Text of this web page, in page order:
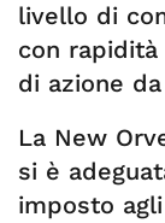
livello di
con
di azione
La New
si è
imposto